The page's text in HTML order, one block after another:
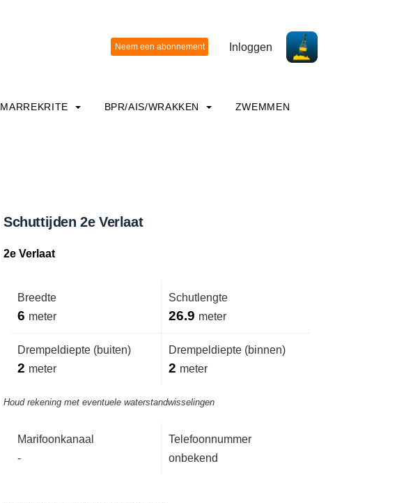
Inloggen
MARREKRITE BPR/AIS/WRAKKEN ZWEMMEN
Schuttijden 2e Verlaat
2e Verlaat
Breedte
6 meter
Schutlengte
26.9 meter
Drempeldiepte (buiten)
2 meter
Drempeldiepte (binnen)
2 meter
Houd rekening met eventuele waterstandwisselingen
Marifoonkanaal
-
Telefoonnummer
onbekend